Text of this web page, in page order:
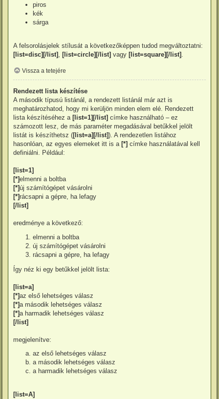
piros
kék
sárga
A felsorolásjelek stílusát a következőképpen tudod megváltoztatni:
[list=disc][/list] [list=circle][/list] vagy [list=square][/list]
Vissza a tetejére
Rendezett lista készítése
A második típusú listánál, a rendezett listánál már azt is
meghatározhatod, hogy mi kerüljön minden elem elé. Rendezett
lista készítéséhez a [list=1][/list] címke használható – ez
számozott lesz, de más paraméter megadásával betűkkel jelölt
listát is készíthetsz ([list=a][/list]). A rendezetlen listához
hasonlóan, az egyes elemeket itt is a [*] címke használatával kell
definiálni. Például:
[list=1]
[*]elmenni a boltba
[*]új számítógépet vásárolni
[*]rácsapni a gépre, ha lefagy
[/list]
eredménye a következő:
elmenni a boltba
új számítógépet vásárolni
rácsapni a gépre, ha lefagy
Így néz ki egy betűkkel jelölt lista:
[list=a]
[*]az első lehetséges válasz
[*]a második lehetséges válasz
[*]a harmadik lehetséges válasz
[/list]
megjelenítve:
az első lehetséges válasz
a második lehetséges válasz
a harmadik lehetséges válasz
[list=A]